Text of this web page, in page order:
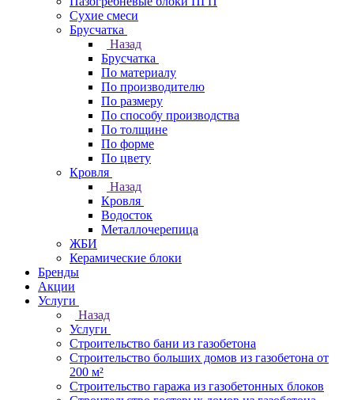
Сухие смеси
Брусчатка
Назад
Брусчатка
По материалу
По производителю
По размеру
По способу производства
По толщине
По форме
По цвету
Кровля
Назад
Кровля
Водосток
Металлочерепица
ЖБИ
Керамические блоки
Бренды
Акции
Услуги
Назад
Услуги
Строительство бани из газобетона
Строительство больших домов из газобетона от
200 м²
Строительство гаража из газобетонных блоков